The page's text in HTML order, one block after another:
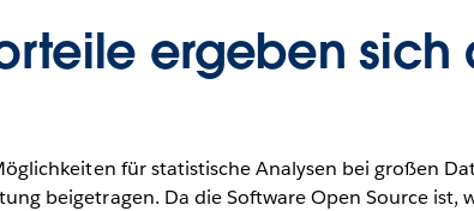
ergeben sich
für statistische Analysen bei großen
beigetragen. Da die Software Open Source